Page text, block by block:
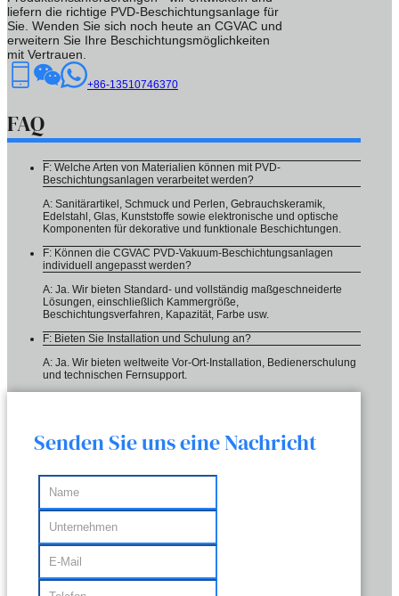
liefern die richtige PVD-Beschichtungsanlage für
Sie. Wenden Sie sich noch heute an CGVAC und
erweitern Sie Ihre Beschichtungsmöglichkeiten
mit Vertrauen.
+86-13510746370
FAQ
F: Welche Arten von Materialien können mit PVD-
Beschichtungsanlagen verarbeitet werden?
A: Sanitärartikel, Schmuck und Perlen, Gebrauchskeramik,
Edelstahl, Glas, Kunststoffe sowie elektronische und optische
Komponenten für dekorative und funktionale Beschichtungen.
F: Können die CGVAC PVD-Vakuum-Beschichtungsanlagen
individuell angepasst werden?
A: Ja. Wir bieten Standard- und vollständig maßgeschneiderte
Lösungen, einschließlich Kammergröße,
Beschichtungsverfahren, Kapazität, Farbe usw.
F: Bieten Sie Installation und Schulung an?
A: Ja. Wir bieten weltweite Vor-Ort-Installation, Bedienerschulung
und technischen Fernsupport.
Senden Sie uns eine Nachricht